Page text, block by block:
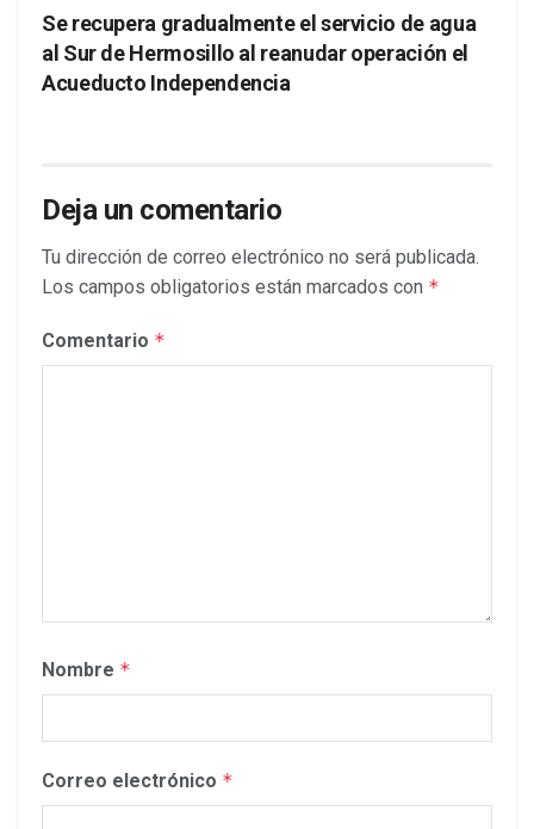
Se recupera gradualmente el servicio de agua
al Sur de Hermosillo al reanudar operación el
Acueducto Independencia
Deja un comentario
Tu dirección de correo electrónico no será publicada.
Los campos obligatorios están marcados con *
Comentario *
Nombre *
Correo electrónico *